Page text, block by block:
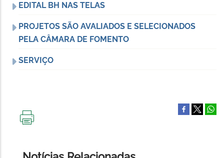
EDITAL BH NAS TELAS
PROJETOS SÃO AVALIADOS E SELECIONADOS
PELA CÂMARA DE FOMENTO
SERVIÇO